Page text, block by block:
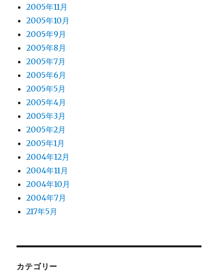
2005年11月
2005年10月
2005年9月
2005年8月
2005年7月
2005年6月
2005年5月
2005年4月
2005年3月
2005年2月
2005年1月
2004年12月
2004年11月
2004年10月
2004年7月
217年5月
カテゴリー